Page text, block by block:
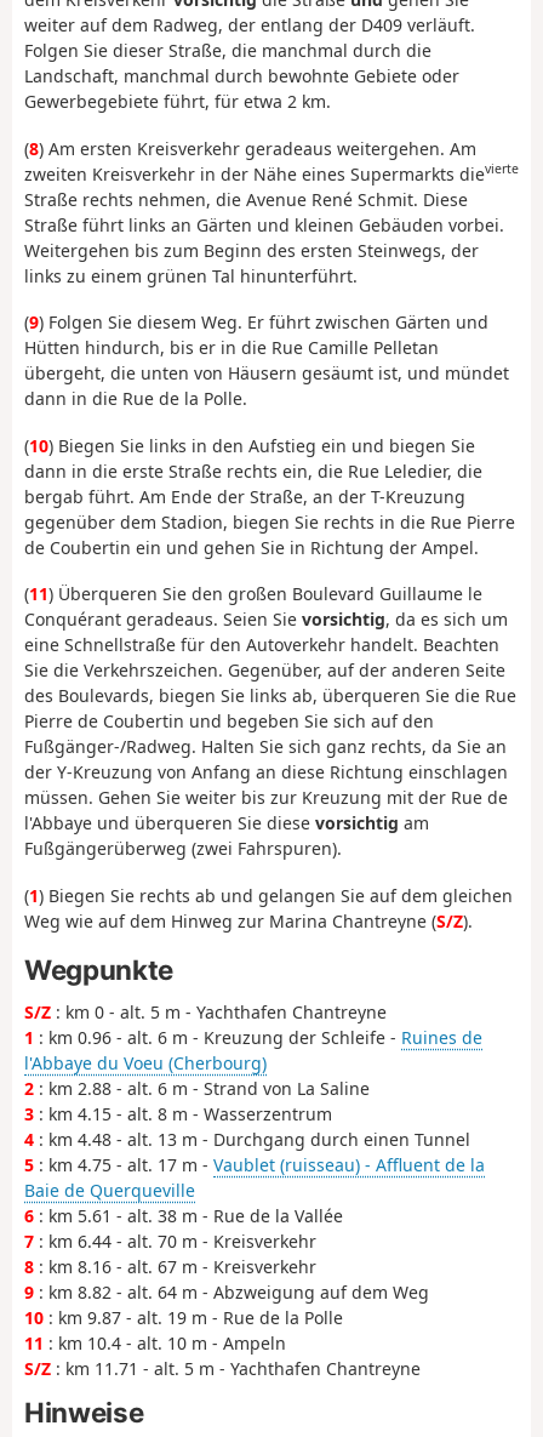
weiter auf dem Radweg, der entlang der D409 verläuft.
Folgen Sie dieser Straße, die manchmal durch die
Landschaft, manchmal durch bewohnte Gebiete oder
Gewerbegebiete führt, für etwa 2 km.
(8) Am ersten Kreisverkehr geradeaus weitergehen. Am
zweiten Kreisverkehr in der Nähe eines Supermarkts dievierte
Straße rechts nehmen, die Avenue René Schmit. Diese
Straße führt links an Gärten und kleinen Gebäuden vorbei.
Weitergehen bis zum Beginn des ersten Steinwegs, der
links zu einem grünen Tal hinunterführt.
(9) Folgen Sie diesem Weg. Er führt zwischen Gärten und
Hütten hindurch, bis er in die Rue Camille Pelletan
übergeht, die unten von Häusern gesäumt ist, und mündet
dann in die Rue de la Polle.
(10) Biegen Sie links in den Aufstieg ein und biegen Sie
dann in die erste Straße rechts ein, die Rue Leledier, die
bergab führt. Am Ende der Straße, an der T-Kreuzung
gegenüber dem Stadion, biegen Sie rechts in die Rue Pierre
de Coubertin ein und gehen Sie in Richtung der Ampel.
(11) Überqueren Sie den großen Boulevard Guillaume le
Conquérant geradeaus. Seien Sie vorsichtig, da es sich um
eine Schnellstraße für den Autoverkehr handelt. Beachten
Sie die Verkehrszeichen. Gegenüber, auf der anderen Seite
des Boulevards, biegen Sie links ab, überqueren Sie die Rue
Pierre de Coubertin und begeben Sie sich auf den
Fußgänger-/Radweg. Halten Sie sich ganz rechts, da Sie an
der Y-Kreuzung von Anfang an diese Richtung einschlagen
müssen. Gehen Sie weiter bis zur Kreuzung mit der Rue de
l'Abbaye und überqueren Sie diese vorsichtig am
Fußgängerüberweg (zwei Fahrspuren).
(1) Biegen Sie rechts ab und gelangen Sie auf dem gleichen
Weg wie auf dem Hinweg zur Marina Chantreyne (S/Z).
Wegpunkte
S/Z : km 0 - alt. 5 m - Yachthafen Chantreyne
1 : km 0.96 - alt. 6 m - Kreuzung der Schleife - Ruines de
l'Abbaye du Voeu (Cherbourg)
2 : km 2.88 - alt. 6 m - Strand von La Saline
3 : km 4.15 - alt. 8 m - Wasserzentrum
4 : km 4.48 - alt. 13 m - Durchgang durch einen Tunnel
5 : km 4.75 - alt. 17 m - Vaublet (ruisseau) - Affluent de la
Baie de Querqueville
6 : km 5.61 - alt. 38 m - Rue de la Vallée
7 : km 6.44 - alt. 70 m - Kreisverkehr
8 : km 8.16 - alt. 67 m - Kreisverkehr
9 : km 8.82 - alt. 64 m - Abzweigung auf dem Weg
10 : km 9.87 - alt. 19 m - Rue de la Polle
11 : km 10.4 - alt. 10 m - Ampeln
S/Z : km 11.71 - alt. 5 m - Yachthafen Chantreyne
Hinweise